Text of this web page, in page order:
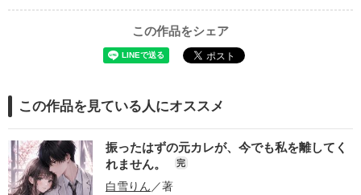
この作品をシェア
この作品を見ている人にオススメ
振ったはずの元カレが、今でも私を離してく
れません。
完
白雪りん ／著